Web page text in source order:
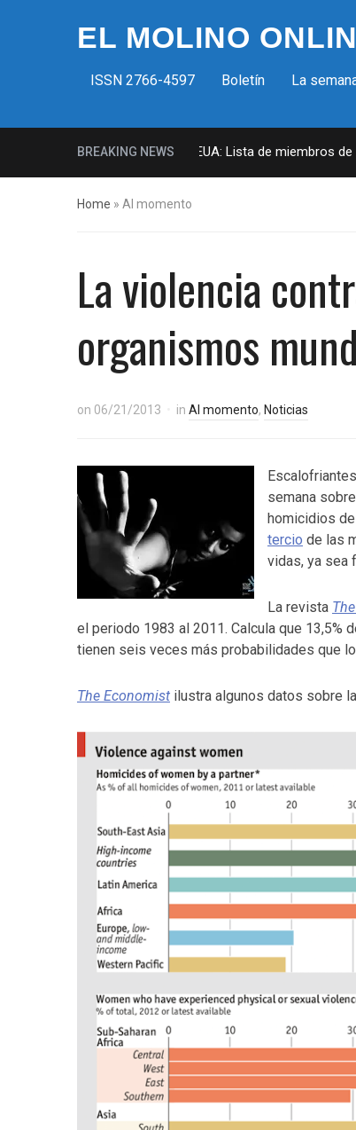
EL MOLINO
ISSN 2766-4597 Boletín La
BREAKING NEWS
Milicias fascistas en EUA: Lista de miembros de
Home » Al momento
La violencia
organismos
on 06/21/2013 in Al momento, Noticias
semana
homicidios
tercio de las
vidas, ya sea
La revista
el periodo 1983 al 2011. Calcula que 13,5%
tienen seis veces más probabilidades que
The Economist ilustra algunos datos sobre